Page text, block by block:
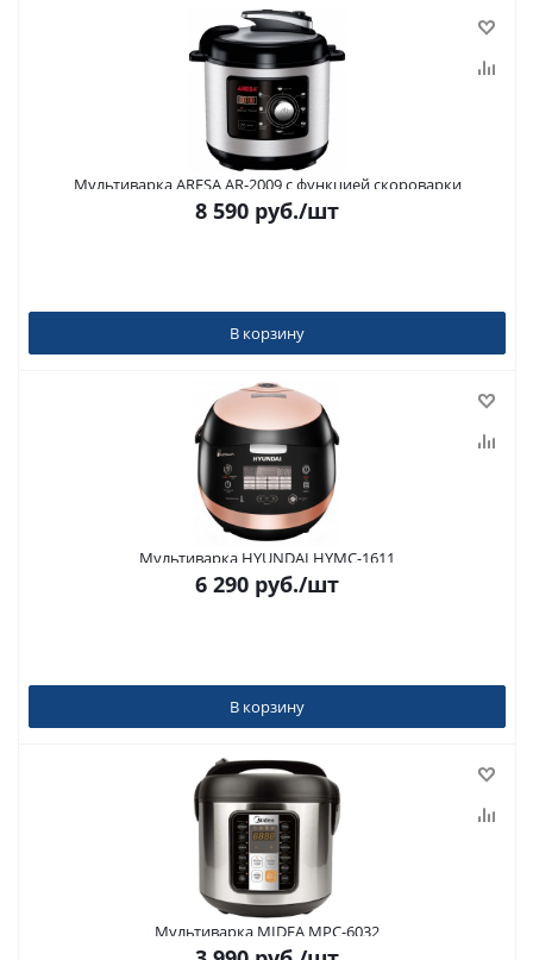
Мультиварка ARESA AR-2009 с функцией скороварки
8 590 руб./шт
В корзину
Мультиварка HYUNDAI HYMC-1611
6 290 руб./шт
В корзину
Мультиварка MIDEA MPC-6032